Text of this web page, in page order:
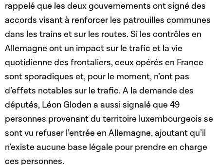
rappelé que les deux gouvernements ont signé des
accords visant à renforcer les patrouilles communes
dans les trains et sur les routes. Si les contrôles en
Allemagne ont un impact sur le trafic et la vie
quotidienne des frontaliers, ceux opérés en France
sont sporadiques et, pour le moment, n’ont pas
d’effets notables sur le trafic. A la demande des
députés, Léon Gloden a aussi signalé que 49
personnes provenant du territoire luxembourgeois se
sont vu refuser l’entrée en Allemagne, ajoutant qu’il
n’existe aucune base légale pour prendre en charge
ces personnes.